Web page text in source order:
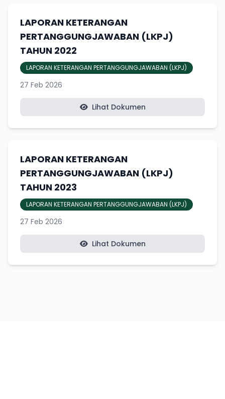
LAPORAN KETERANGAN
PERTANGGUNGJAWABAN (LKPJ)
TAHUN 2022
LAPORAN KETERANGAN PERTANGGUNGJAWABAN (LKPJ)
27 Feb 2026
Lihat Dokumen
LAPORAN KETERANGAN
PERTANGGUNGJAWABAN (LKPJ)
TAHUN 2023
LAPORAN KETERANGAN PERTANGGUNGJAWABAN (LKPJ)
27 Feb 2026
Lihat Dokumen